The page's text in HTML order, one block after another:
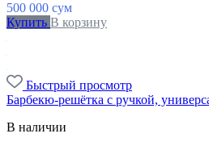
500 000 сум
Купить В корзину
Быстрый просмотр
Барбекю-решётка с ручкой,
В наличии